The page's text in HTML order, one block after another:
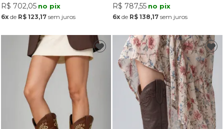
R$ 702,05 no pix
6xde R$ 123,17sem juros
R$ 787,55 no pix
6x de R$ 138,17 sem juros